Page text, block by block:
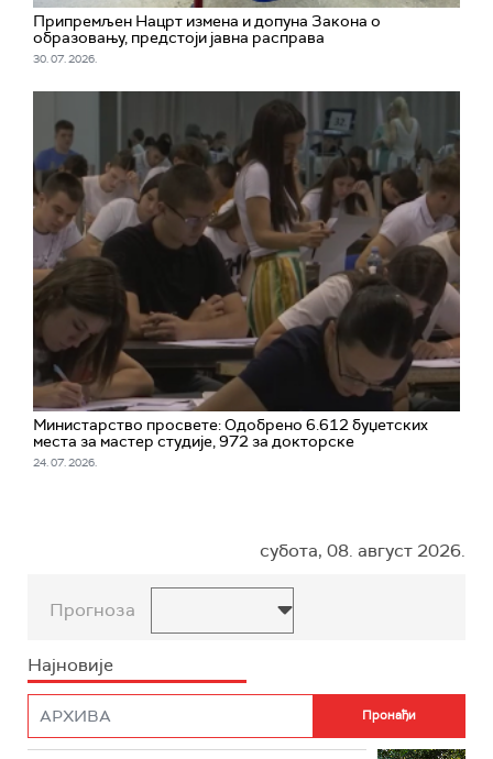
Припремљен Нацрт измена и допуна Закона о
образовању, предстоји јавна расправа
30. 07. 2026.
Министарство просвете: Одобрено 6.612 буџетских
места за мастер студије, 972 за докторске
24. 07. 2026.
субота, 08. август 2026.
Прогноза
Најновије